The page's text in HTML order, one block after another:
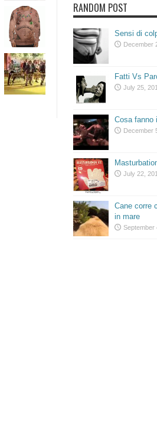
RANDOM POST
Sensi di
December
Fatti Vs
July 25,
Cosa fanno
December
July 22,
Cane corre
in mare
September